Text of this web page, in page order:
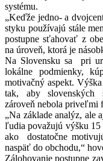
systému.
„Keďže jedno- a
styku používajú stále
postupne sťahovať z
na úroveň, ktorá je
Na Slovensku sa pri
lokálne podmienky,
motivačný aspekt.
tak, aby slovenských
zároveň nebola priveľmi
„Na základe analýz, ale
ľudia považujú výšku 15
ako dostatočne
naspäť do obchodu,“
Zálohovanie postupne